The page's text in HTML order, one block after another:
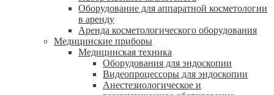
Оборудование для аппаратной косметологии
в аренду
Аренда косметологического оборудования
Медицинские приборы
Медицинская техника
Оборудования для эндоскопии
Видеопроцессоры для эндоскопии
Анестезиологическое и